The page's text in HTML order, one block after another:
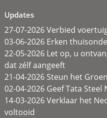
Updates
27-07-2026 Verbied
03-06-2026 Erken
22-05-2026 Let op, u
dat zélf aangeeft
21-04-2026 Steun het
02-04-2026 Geef Tata
14-03-2026 Verklaar het
voltooid